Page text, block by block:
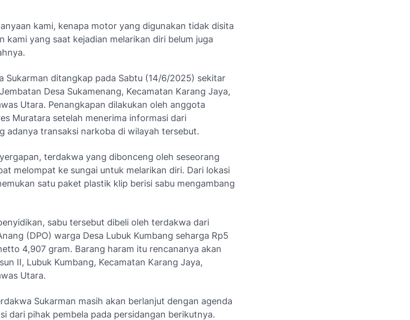
kami, kenapa motor yang digunakan tidak disita
kami yang saat kejadian melarikan diri belum juga
Sukarman ditangkap pada Sabtu (14/6/2025) sekitar
Desa Sukamenang, Kecamatan Karang Jaya,
Utara. Penangkapan dilakukan oleh anggota
Muratara setelah menerima informasi dari
adanya transaksi narkoba di wilayah tersebut.
terdakwa yang dibonceng oleh seseorang
melompat ke sungai untuk melarikan diri. Dari lokasi
satu paket plastik klip berisi sabu mengambang
sabu tersebut dibeli oleh terdakwa dari
(DPO) warga Desa Lubuk Kumbang seharga Rp5
4,907 gram. Barang haram itu rencananya akan
II, Lubuk Kumbang, Kecamatan Karang Jaya,
Utara.
Sukarman masih akan berlanjut dengan agenda
dari pihak pembela pada persidangan berikutnya.